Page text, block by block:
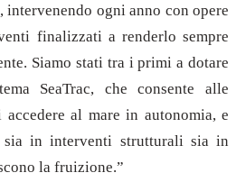
intervenendo ogni anno con opere
finalizzati a renderlo sempre
Siamo stati tra i primi a dotare
SeaTrac, che consente alle
al mare in autonomia, e
sia in interventi strutturali sia in
la fruizione.”